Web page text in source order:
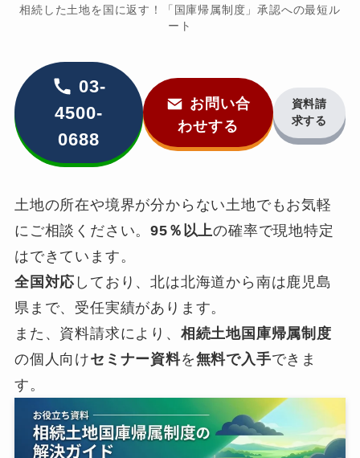
相続した土地を国に返す！「国庫帰属制度」承認への最短ル
ート
03-
4500-
0688
お問い合
わせする
資料請
求する
土地の所在や境界が分からない土地でもお気軽
にご相談ください。95％以上の確率で現地特定
はできています。
全国対応 しており、北は北海道から南は鹿児島
県まで、受任実績があります。
また、資料請求により、 相続土地国庫帰属制度
の個人向けセミナー資料を無料で入手できま
す。